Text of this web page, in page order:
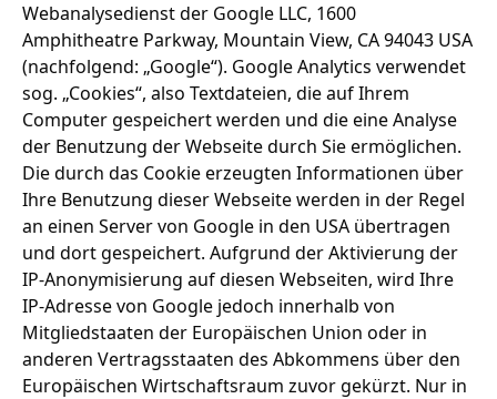
Webanalysedienst der Google LLC, 1600
Amphitheatre Parkway, Mountain View, CA 94043 USA
(nachfolgend: „Google“). Google Analytics verwendet
sog. „Cookies“, also Textdateien, die auf Ihrem
Computer gespeichert werden und die eine Analyse
der Benutzung der Webseite durch Sie ermöglichen.
Die durch das Cookie erzeugten Informationen über
Ihre Benutzung dieser Webseite werden in der Regel
an einen Server von Google in den USA übertragen
und dort gespeichert. Aufgrund der Aktivierung der
IP-Anonymisierung auf diesen Webseiten, wird Ihre
IP-Adresse von Google jedoch innerhalb von
Mitgliedstaaten der Europäischen Union oder in
anderen Vertragsstaaten des Abkommens über den
Europäischen Wirtschaftsraum zuvor gekürzt. Nur in